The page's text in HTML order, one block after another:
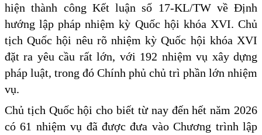
hiện thành công Kết luận số 17-KL/TW về Định
hướng lập pháp nhiệm kỳ Quốc hội khóa XVI. Chủ
tịch Quốc hội nêu rõ nhiệm kỳ Quốc hội khóa XVI
đặt ra yêu cầu rất lớn, với 192 nhiệm vụ xây dựng
pháp luật, trong đó Chính phủ chủ trì phần lớn nhiệm
vụ.
Chủ tịch Quốc hội cho biết từ nay đến hết năm 2026
có 61 nhiệm vụ đã được đưa vào Chương trình lập